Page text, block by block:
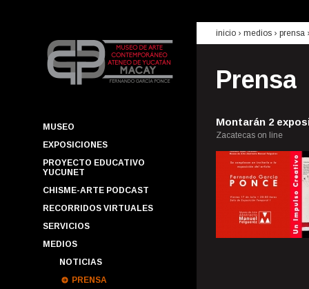
MUSEO
EXPOSICIONES
PROYECTO EDUCATIVO
YUCUNET
CHISME-ARTE PODCAST
RECORRIDOS VIRTUALES
SERVICIOS
MEDIOS
NOTICIAS
PRENSA
inicio › medios › prensa
Prensa
Montarán 2
Zacatecas on line